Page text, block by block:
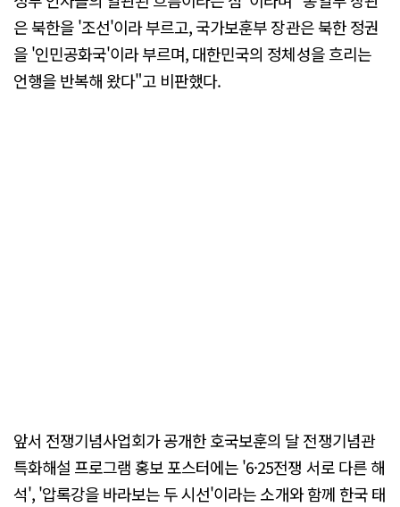
은 북한을 '조선'이라 부르고, 국가보훈부 장관은 북한 정권
을 '인민공화국'이라 부르며, 대한민국의 정체성을 흐리는
언행을 반복해 왔다"고 비판했다.
앞서 전쟁기념사업회가 공개한 호국보훈의 달 전쟁기념관
특화해설 프로그램 홍보 포스터에는 '6·25전쟁 서로 다른 해
석', '압록강을 바라보는 두 시선'이라는 소개와 함께 한국 태